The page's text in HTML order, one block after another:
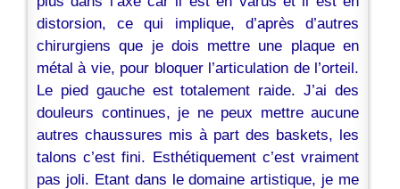
distorsion, ce qui implique, d’après d’autres
chirurgiens que je dois mettre une plaque en
métal à vie, pour bloquer l’articulation de l’orteil.
Le pied gauche est totalement raide. J’ai des
douleurs continues, je ne peux mettre aucune
autres chaussures mis à part des baskets, les
talons c’est fini. Esthétiquement c’est vraiment
pas joli. Etant dans le domaine artistique, je me